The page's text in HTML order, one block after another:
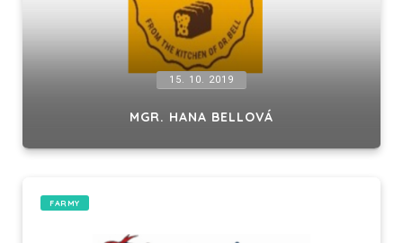
15. 10. 2019
MGR. HANA BELLOVÁ
FARMY